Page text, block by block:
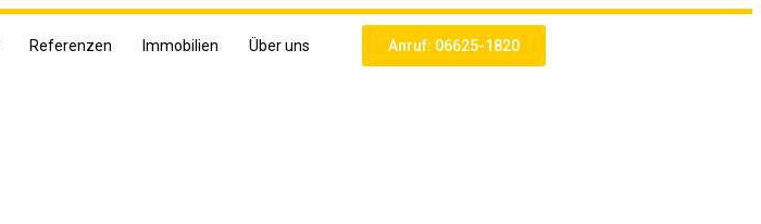
Referenzen Immobilien Über uns Anruf: 06625-1820